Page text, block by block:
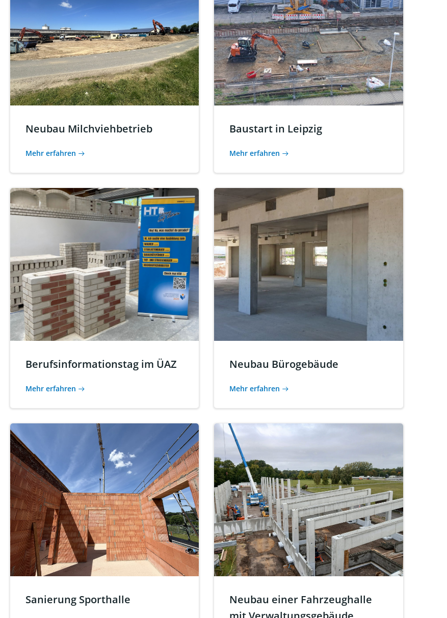
Neubau Milchviehbetrieb
Mehr erfahren
Baustart in Leipzig
Mehr erfahren
Berufsinformationstag im ÜAZ
Mehr erfahren
Neubau Bürogebäude
Mehr erfahren
Sanierung Sporthalle
Neubau einer Fahrzeughalle